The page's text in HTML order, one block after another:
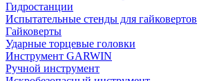
Гидростанции
Испытательные стенды для гайковертов
Гайковерты
Ударные торцевые головки
Инструмент GARWIN
Ручной инструмент